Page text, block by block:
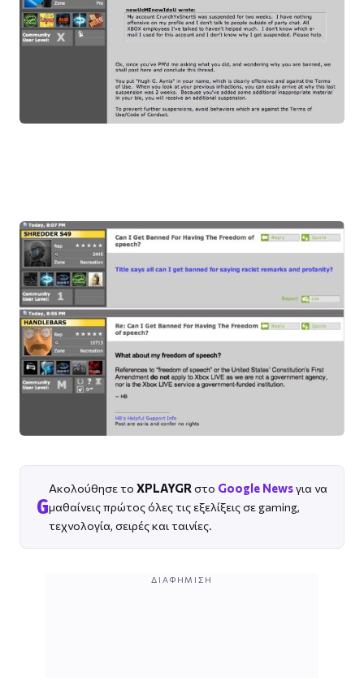
G
Ακολούθησε το XPLAYGR στο Google Newsγια να
μαθαίνεις πρώτος όλες τις εξελίξεις σε gaming,
τεχνολογία, σειρές και ταινίες.
ΔΙΑΦΉΜΙΣΗ